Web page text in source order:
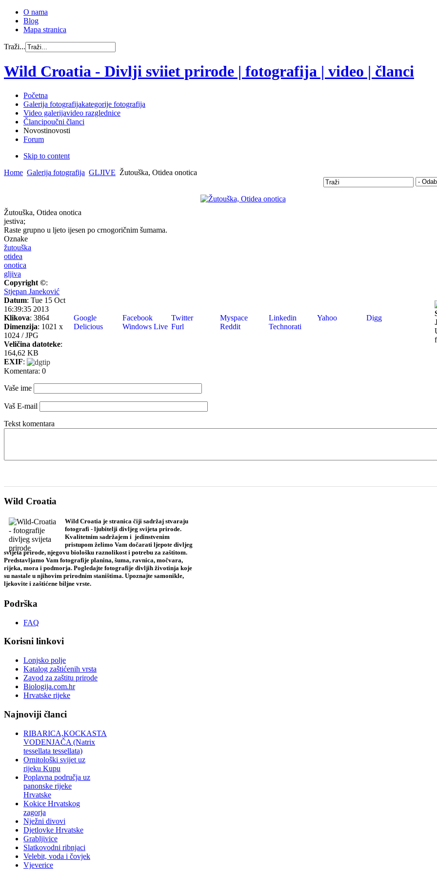
O nama
Blog
Mapa stranica
Traži...
Wild Croatia - Divlji sviiet prirode | fotografija | video | članci
Početna
Galerija fotografijakategorije fotografija
Video galerijavideo razglednice
Člancipoučni članci
Novostinovosti
Forum
Skip to content
Home Galerija fotografija GLJIVE Žutouška, Otidea onotica
Žutouška, Otidea onotica
jestiva;
Raste grupno u ljeto ijesen po crnogoričnim šumama.
Oznake
žutouška
otidea
onotica
gljiva
Copyright ©:
Stjepan Janeković
Datum: Tue 15 Oct
16:39:35 2013
Klikova: 3864
Dimenzija: 1021 x
1024 / JPG
Veličina datoteke:
164,62 KB
EXIF:
Google Facebook Twitter Myspace Linkedin Yahoo
Digg
Delicious
Windows Live Furl Reddit Technorati
Komentara: 0
Vaše ime
Vaš E-mail
Tekst komentara
Wild Croatia
Wild Croatia je stranica čiji sadržaj stvaraju
fotografi - ljubitelji divljeg svijeta prirode.
Kvalitetnim sadržajem i jedinstvenim
pristupom želimo Vam dočarati ljepote divljeg
svijeta prirode, njegovu biološku raznolikost i potrebu za zaštitom.
Predstavljamo Vam fotografije planina, šuma, ravnica, močvara,
rijeka, mora i podmorja. Pogledajte fotografije divljih životinja koje
su nastale u njihovim prirodnim staništima. Upoznajte samonikle,
ljekovite i zaštićene biljne vrste.
Podrška
FAQ
Korisni linkovi
Lonjsko polje
Katalog zaštićenih vrsta
Zavod za zaštitu prirode
Biologija.com.hr
Hrvatske rijeke
Najnoviji članci
RIBARICA,KOCKASTA
VODENJAČA (Natrix
tessellata tessellata)
Ornitološki svijet uz
rijeku Kupu
Poplavna područja uz
panonske rijeke
Hrvatske
Kokice Hrvatskog
zagorja
Nježni divovi
Djetlovke Hrvatske
Grabljivice
Slatkovodni ribnjaci
Velebit, voda i čovjek
Vjeverice